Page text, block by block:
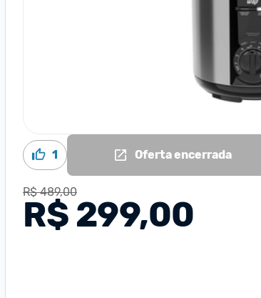
1 Oferta encerrada
R$ 489,00
R$ 299,00